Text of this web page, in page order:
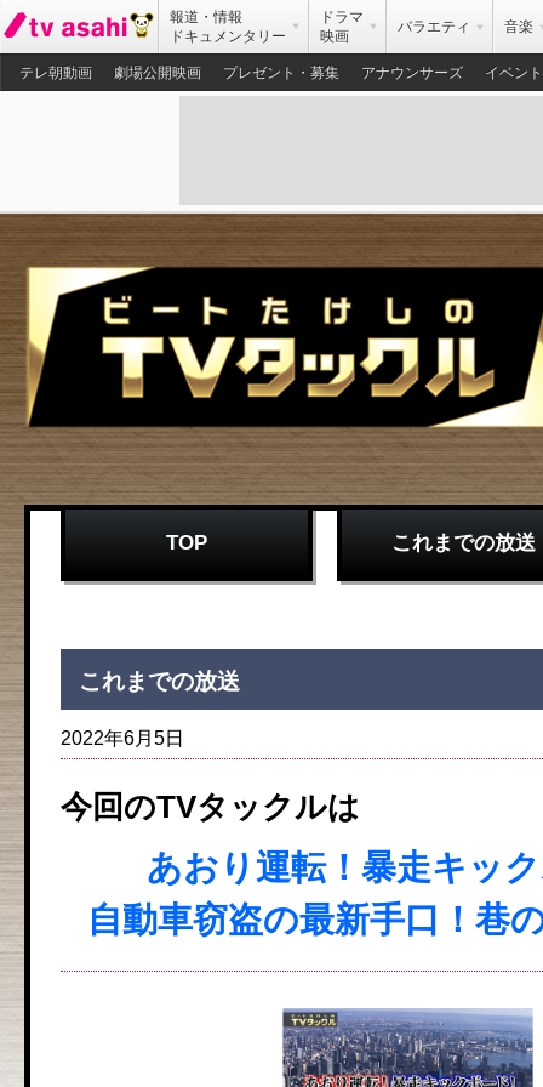
報道・情報
ドキュメンタリー
ドラマ
映画
バラエティ 音楽
テレ朝動画 劇場公開映画 プレゼント・募集 アナウンサーズ イベント
TOP これまでの放送
これまでの放送
2022年6月5日
今回のTVタックルは
あおり運転！暴走キッ
自動車窃盗の最新手口！巷